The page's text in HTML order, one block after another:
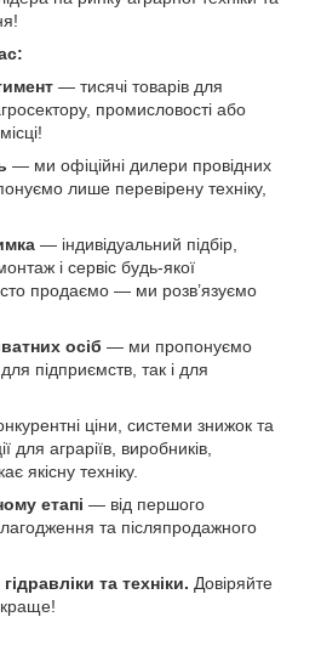
— тисячі товарів для
промисловості або
— ми офіційні дилери провідних
лише перевірену техніку,
— індивідуальний підбір,
і сервіс будь-якої
продаємо — ми розв’язуємо
осіб — ми пропонуємо
підприємств, так і для
ціни, системи знижок та
для аграріїв, виробників,
якісну техніку.
етапі — від першого
та післяпродажного
та техніки. Довіряйте